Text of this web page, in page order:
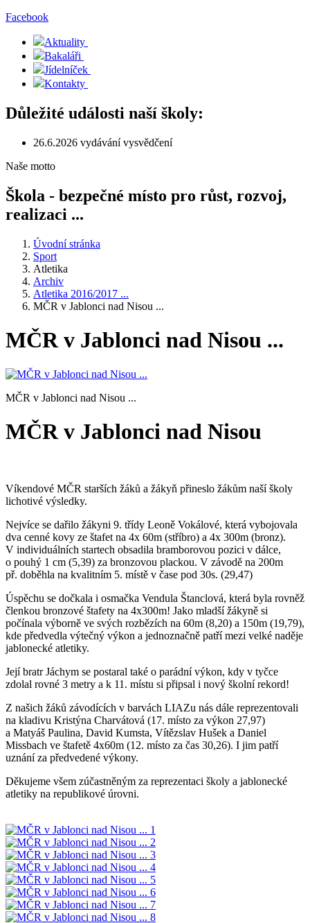
Facebook
Aktuality
Bakaláři
Jídelníček
Kontakty
Důležité události naší školy:
26.6.2026 vydávání vysvědčení
Naše motto
Škola - bezpečné místo pro růst, rozvoj,
realizaci ...
Úvodní stránka
Sport
Atletika
Archiv
Atletika 2016/2017 ...
MČR v Jablonci nad Nisou ...
MČR v Jablonci nad Nisou ...
MČR v Jablonci nad Nisou ...
MČR v Jablonci nad Nisou
Víkendové MČR starších žáků a žákyň přineslo žákům naší školy
lichotivé výsledky.
Nejvíce se dařilo žákyni 9. třídy Leoně Vokálové, která vybojovala
dva cenné kovy ze štafet na 4x 60m (stříbro) a 4x 300m (bronz).
V individuálních startech obsadila bramborovou pozici v dálce,
o pouhý 1 cm (5,39) za bronzovou plackou. V závodě na 200m
př. doběhla na kvalitním 5. místě v čase pod 30s. (29,47)
Úspěchu se dočkala i osmačka Vendula Štanclová, která byla rovněž
členkou bronzové štafety na 4x300m! Jako mladší žákyně si
počínala výborně ve svých rozbězích na 60m (8,20) a 150m (19,79),
kde předvedla výtečný výkon a jednoznačně patří mezi velké naděje
jablonecké atletiky.
Její bratr Jáchym se postaral také o parádní výkon, kdy v tyčce
zdolal rovné 3 metry a k 11. místu si připsal i nový školní rekord!
Z našich žáků závodících v barvách LIAZu nás dále reprezentovali
na kladivu Kristýna Charvátová (17. místo za výkon 27,97)
a Matyáš Paulina, David Kumsta, Vítězslav Hušek a Daniel
Missbach ve štafetě 4x60m (12. místo za čas 30,26). I jim patří
uznání za předvedené výkony.
Děkujeme všem zúčastněným za reprezentaci školy a jablonecké
atletiky na republikové úrovni.